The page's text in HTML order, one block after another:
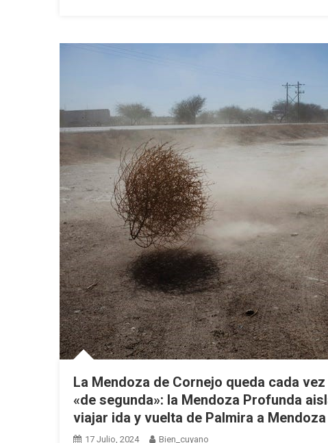
La Mendoza de Cornejo queda cada
«de segunda»: la Mendoza Profunda
viajar ida y vuelta de Palmira a Mendoza
17 Julio, 2024 Bien_cuyano